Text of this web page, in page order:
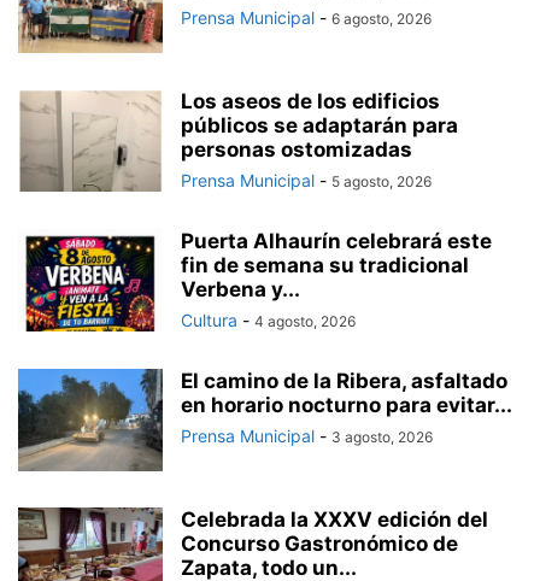
Prensa Municipal - 6 agosto, 2026
Los aseos de los edificios
públicos se adaptarán para
personas ostomizadas
Prensa Municipal - 5 agosto, 2026
Puerta Alhaurín celebrará este
fin de semana su tradicional
Verbena y...
Cultura - 4 agosto, 2026
El camino de la Ribera, asfaltado
en horario nocturno para evitar...
Prensa Municipal - 3 agosto, 2026
Celebrada la XXXV edición del
Concurso Gastronómico de
Zapata, todo un...